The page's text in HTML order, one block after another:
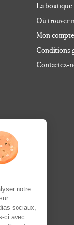
La boutique
Où trouver
Mon compte
Conditions
Contactez-